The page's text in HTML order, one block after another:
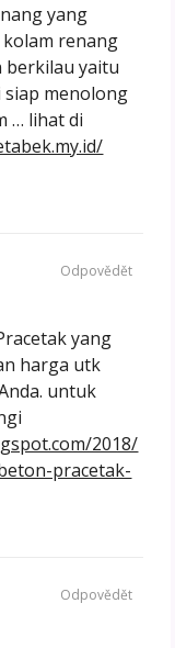
yang
renang
berkilau yaitu
siap menolong
… lihat di
yang
harga utk
untuk
2018/
pracetak-
Odpovědět
Odpovědět